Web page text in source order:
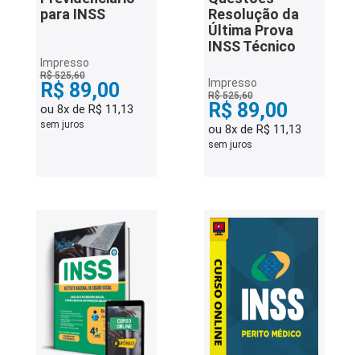
para INSS
Impresso
R$ 525,60
R$ 89,00
ou 8x de R$ 11,13
sem juros
Resolução da
Última Prova
INSS Técnico
Impresso
R$ 525,60
R$ 89,00
ou 8x de R$ 11,13
sem juros